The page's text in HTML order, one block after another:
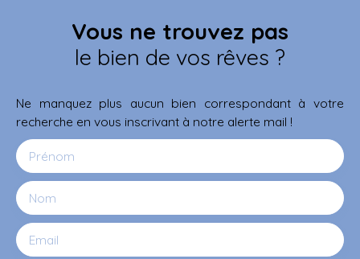
Vous ne trouvez pas
le bien de vos rêves ?
Ne manquez plus aucun bien correspondant à votre
recherche en vous inscrivant à notre alerte mail !
Prénom
Nom
Email